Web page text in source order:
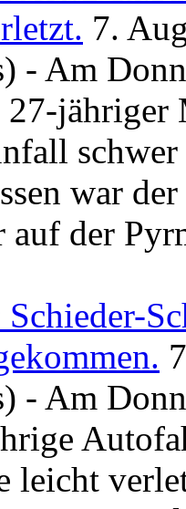
7.
- Am
jähriger
war
auf der
- Am
leicht